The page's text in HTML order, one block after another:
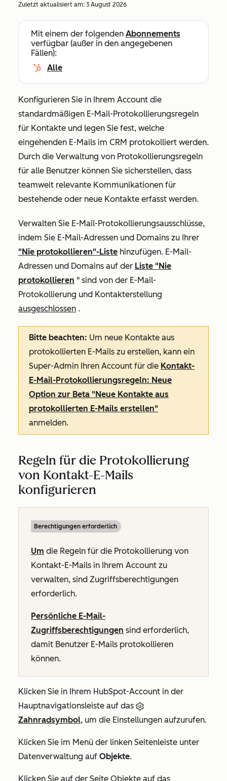
Zuletzt aktualisiert am: 3 August 2026
Mit einem der folgenden Abonnements
verfügbar (außer in den angegebenen
Fällen):
Alle
Konfigurieren Sie in Ihrem Account die
standardmäßigen E-Mail-Protokollierungsregeln
für Kontakte und legen Sie fest, welche
eingehenden E-Mails im CRM protokolliert werden.
Durch die Verwaltung von Protokollierungsregeln
für alle Benutzer können Sie sicherstellen, dass
teamweit relevante Kommunikationen für
bestehende oder neue Kontakte erfasst werden.
Verwalten Sie E-Mail-Protokollierungsausschlüsse,
indem Sie E-Mail-Adressen und Domains zu Ihrer
"Nie protokollieren"-Liste hinzufügen. E-Mail-
Adressen und Domains auf der Liste "Nie
protokollieren " sind von der E-Mail-
Protokollierung und Kontakterstellung
ausgeschlossen .
Bitte beachten: Um neue Kontakte aus
protokollierten E-Mails zu erstellen, kann ein
Super-Admin Ihren Account für die Kontakt-
E-Mail-Protokollierungsregeln: Neue
Option zur Beta "Neue Kontakte aus
protokollierten E-Mails erstellen"
anmelden.
Regeln für die Protokollierung
von Kontakt-E-Mails
konfigurieren
Berechtigungen erforderlich
Um die Regeln für die Protokollierung von
Kontakt-E-Mails in Ihrem Account zu
verwalten, sind Zugriffsberechtigungen
erforderlich.
Persönliche E-Mail-
Zugriffsberechtigungen sind erforderlich,
damit Benutzer E-Mails protokollieren
können.
Klicken Sie in Ihrem HubSpot-Account in der
Hauptnavigationsleiste auf das
Zahnradsymbol, um die Einstellungen aufzurufen.
Klicken Sie im Menü der linken Seitenleiste unter
Datenverwaltung auf Objekte.
Klicken Sie auf der Seite Objekte auf das